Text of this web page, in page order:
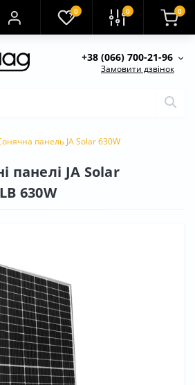
0 0 0
+38 (066) 700-21-96
Замовити дзвінок
панель JA Solar 630W
панелі JA Solar
630W